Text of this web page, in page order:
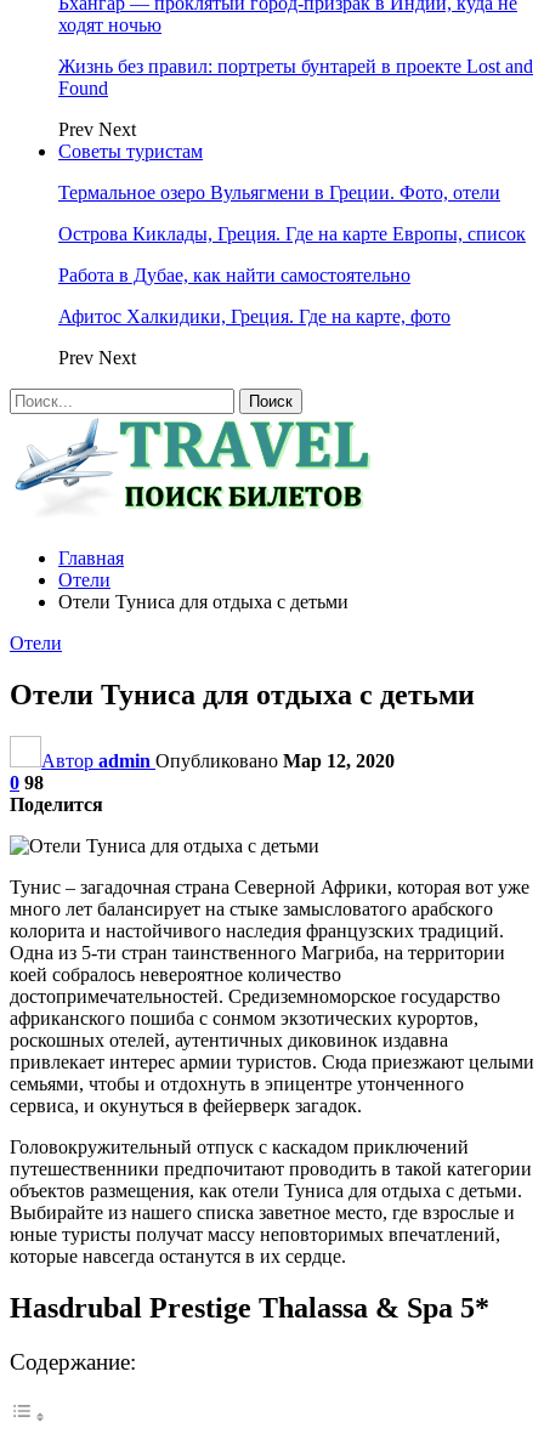
ходят ночью
Жизнь без правил: портреты бунтарей в проекте Lost and
Found
Prev Next
Советы туристам
Термальное озеро Вульягмени в Греции. Фото, отели
Острова Киклады, Греция. Где на карте Европы, список
Работа в Дубае, как найти самостоятельно
Афитос Халкидики, Греция. Где на карте, фото
Prev Next
Главная
Отели
Отели Туниса для отдыха с детьми
Отели
Отели Туниса для отдыха с детьми
Автор admin Опубликовано Мар 12, 2020
0 98
Поделится
Тунис – загадочная страна Северной Африки, которая вот уже
много лет балансирует на стыке замысловатого арабского
колорита и настойчивого наследия французских традиций.
Одна из 5-ти стран таинственного Магриба, на территории
коей собралось невероятное количество
достопримечательностей. Средиземноморское государство
африканского пошиба с сонмом экзотических курортов,
роскошных отелей, аутентичных диковинок издавна
привлекает интерес армии туристов. Сюда приезжают целыми
семьями, чтобы и отдохнуть в эпицентре утонченного
сервиса, и окунуться в фейерверк загадок.
Головокружительный отпуск с каскадом приключений
путешественники предпочитают проводить в такой категории
объектов размещения, как отели Туниса для отдыха с детьми.
Выбирайте из нашего списка заветное место, где взрослые и
юные туристы получат массу неповторимых впечатлений,
которые навсегда останутся в их сердце.
Hasdrubal Prestige Thalassa & Spa 5*
Содержание: